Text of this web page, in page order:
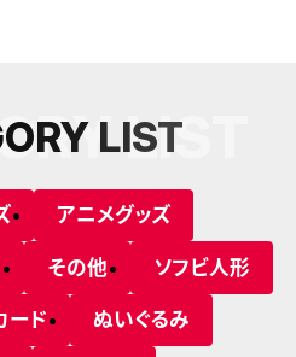
ORY LIST
LIST
アニメグッズ
その他 ソフビ人形
ード ぬいぐるみ